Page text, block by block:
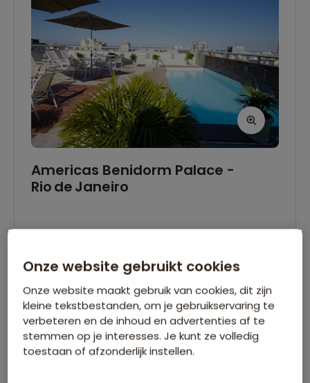
Americas Benidorm Palace -
Rio de Janeiro
Copacabana in Rio de Janeiro, op loopafstand
van het beroemde strand. Ideaal voor het
verkennen van de stad. De kamers zijn ruim en
comfortabel, met een frisse, moderne
uitstraling en voorzien van airco. Op het
dakterras vind je bovendien een fijn
Onze website gebruikt cookies
Onze website maakt gebruik van cookies, dit zijn
kleine tekstbestanden, om je gebruikservaring te
verbeteren en de inhoud en advertenties af te
stemmen op je interesses. Je kunt ze volledig
toestaan of afzonderlijk instellen.